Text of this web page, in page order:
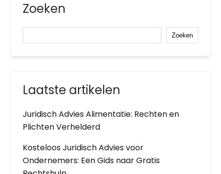
Zoeken
Zoeken
Laatste artikelen
Juridisch Advies Alimentatie: Rechten en
Plichten Verhelderd
Kosteloos Juridisch Advies voor
Ondernemers: Een Gids naar Gratis